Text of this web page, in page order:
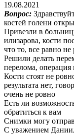
19.08.2021
Вопрос:
костей голени
Привезли в
илизарова, кости
что то, все равно не
Решили делать
перелома, операция
Кости стоят не
результата нет,
очень не ровно
Есть ли
обратиться к вам
Снимки могу
С уважением